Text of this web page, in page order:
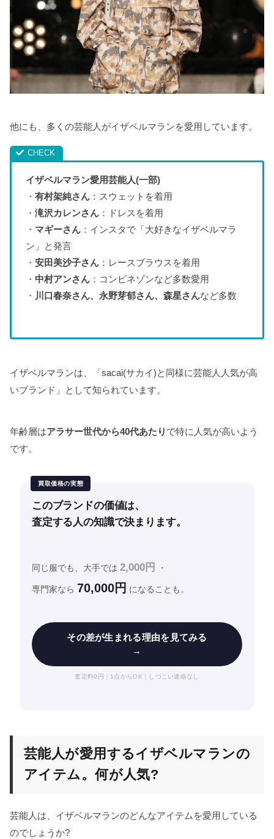
他にも、多くの芸能人がイザベルマランを愛用しています。
イザベルマラン愛用芸能人(一部)
・ 有村架純さん：スウェットを着用
・ 滝沢カレンさん：ドレスを着用
・ マギーさん：インスタで「大好きなイザベルマラ
ン」と発言
・ 安田美沙子さん：レースブラウスを着用
・ 中村アンさん：コンビネゾンなど多数愛用
・ 川口春奈さん、永野芽郁さん、森星さんなど多数
イザベルマランは、「sacai(サカイ)と同様に芸能人人気が高
いブランド」として知られています。
年齢層はアラサー世代から40代あたり で特に人気が高いよう
です。
買取価格の実態
このブランドの価値は、
査定する人の知識で決まります。
同じ服でも、大手では 2,000円 ・
専門家なら 70,000円 になることも。
その差が生まれる理由を見てみる
→
査定料0円｜1点からOK｜しつこい連絡なし
芸能人が愛用するイザベルマランの
アイテム。何が人気?
芸能人は、イザベルマランのどんなアイテムを愛用している
のでしょうか?